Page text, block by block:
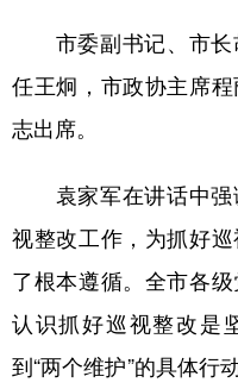
市委副书记、市长
任王炯，市政协主席
志出席。
袁家军在讲话中强
视整改工作，为抓好
了根本遵循。全市各
认识抓好巡视整改是
到“两个维护”的具体行